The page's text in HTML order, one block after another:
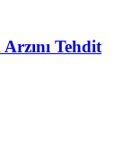
Tehdit